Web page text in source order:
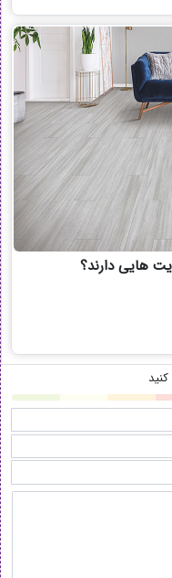
هایی دارند؟